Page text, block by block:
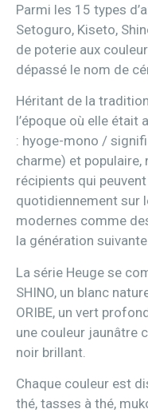
Parmi les 15 types
Setoguro, Kiseto,
de poterie aux
dépassé le nom de
Héritant de la
l’époque où elle était
: hyoge-mono /
charme) et populaire,
récipients qui
quotidiennement sur
modernes comme
la génération
La série Heuge se
SHINO, un blanc
ORIBE, un vert
une couleur jaunâtre
noir brillant.
Chaque couleur est
thé, tasses à thé,